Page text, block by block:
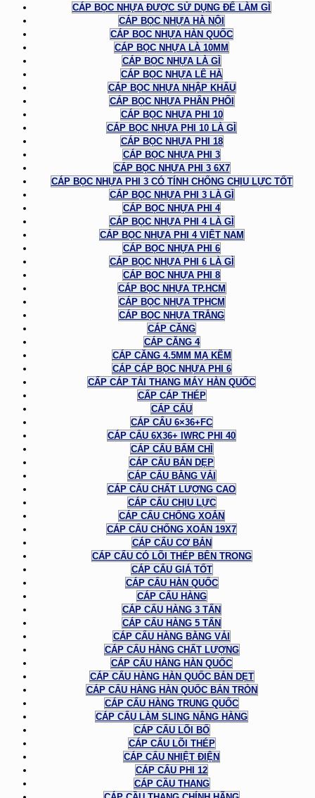
CÁP BỌC NHỰA ĐƯỢC SỬ DỤNG ĐỂ LÀM GÌ
CÁP BỌC NHỰA HÀ NỘI
CÁP BỌC NHỰA HÀN QUỐC
CÁP BỌC NHỰA LÀ 10MM
CÁP BỌC NHỰA LÀ GÌ
CÁP BỌC NHỰA LÊ HÀ
CÁP BỌC NHỰA NHẬP KHẨU
CÁP BỌC NHỰA PHÂN PHỐI
CÁP BỌC NHỰA PHI 10
CÁP BỌC NHỰA PHI 10 LÀ GÌ
CÁP BỌC NHỰA PHI 18
CÁP BỌC NHỰA PHI 3
CÁP BỌC NHỰA PHI 3 6X7
CÁP BỌC NHỰA PHI 3 CÓ TÍNH CHỐNG CHỊU LỰC TỐT
CÁP BỌC NHỰA PHI 3 LÀ GÌ
CÁP BỌC NHỰA PHI 4
CÁP BỌC NHỰA PHI 4 LÀ GÌ
CÁP BỌC NHỰA PHI 4 VIỆT NAM
CÁP BỌC NHỰA PHI 6
CÁP BỌC NHỰA PHI 6 LÀ GÌ
CÁP BỌC NHỰA PHI 8
CÁP BỌC NHỰA TP.HCM
CÁP BỌC NHỰA TPHCM
CÁP BỌC NHỰA TRẮNG
CÁP CĂNG
CÁP CĂNG 4
CÁP CĂNG 4.5MM MẠ KẼM
CÁP CÁP BỌC NHỰA PHI 6
CẤP CÁP TẢI THANG MÁY HÀN QUỐC
CẤP CÁP THÉP
CÁP CẨU
CÁP CẨU 6×36+FC
CÁP CẨU 6X36+ IWRC PHI 40
CÁP CẨU BẤM CHÌ
CÁP CẨU BẢN DẸP
CÁP CẨU BẰNG VẢI
CÁP CẨU CHẤT LƯỢNG CAO
CÁP CẨU CHỊU LỰC
CÁP CẨU CHỐNG XOẮN
CÁP CẨU CHỐNG XOẮN 19X7
CÁP CẨU CƠ BẢN
CÁP CẨU CÓ LÕI THÉP BÊN TRONG
CÁP CẨU GIÁ TỐT
CÁP CẨU HÀN QUỐC
CÁP CẨU HÀNG
CÁP CẨU HÀNG 3 TẤN
CÁP CẨU HÀNG 5 TẤN
CÁP CẨU HÀNG BẰNG VẢI
CÁP CẨU HÀNG CHẤT LƯỢNG
CÁP CẨU HÀNG HÀN QUỐC
CÁP CẨU HÀNG HÀN QUỐC BẢN DẸT
CÁP CẨU HÀNG HÀN QUỐC BẢN TRÒN
CÁP CẨU HÀNG TRUNG QUỐC
CÁP CẨU LÀM SLING NÂNG HÀNG
CÁP CẨU LÕI BỐ
CÁP CẨU LÕI THÉP
CÁP CẨU NHIỆT ĐIỆN
CÁP CẨU PHI 12
CÁP CẦU THANG